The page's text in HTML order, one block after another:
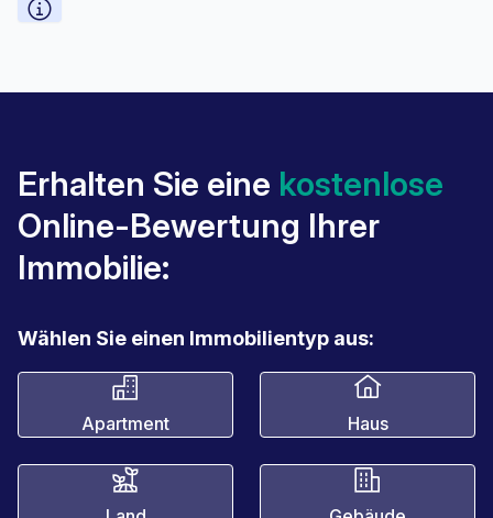
Erhalten Sie eine kostenlose
Online-Bewertung Ihrer
Immobilie:
Wählen Sie einen Immobilientyp aus:
Apartment Haus